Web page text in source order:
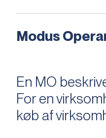
Modus
En MO
For en
køb af